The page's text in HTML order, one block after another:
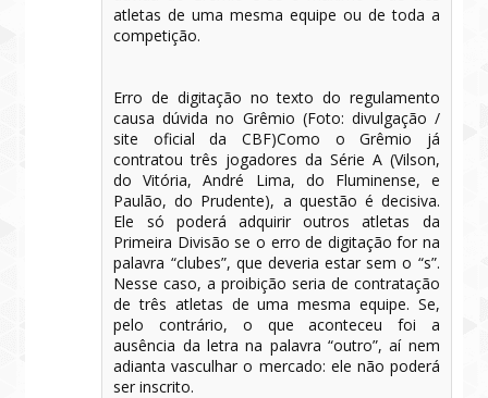
atletas de uma mesma equipe ou de toda a
competição.
Erro de digitação no texto do regulamento
causa dúvida no Grêmio (Foto: divulgação /
site oficial da CBF)Como o Grêmio já
contratou três jogadores da Série A (Vilson,
do Vitória, André Lima, do Fluminense, e
Paulão, do Prudente), a questão é decisiva.
Ele só poderá adquirir outros atletas da
Primeira Divisão se o erro de digitação for na
palavra “clubes”, que deveria estar sem o “s”.
Nesse caso, a proibição seria de contratação
de três atletas de uma mesma equipe. Se,
pelo contrário, o que aconteceu foi a
ausência da letra na palavra “outro”, aí nem
adianta vasculhar o mercado: ele não poderá
ser inscrito.